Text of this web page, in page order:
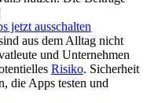
jetzt ausschalten
aus dem Alltag nicht
und Unternehmen
Risiko. Sicherheit
die Apps testen und